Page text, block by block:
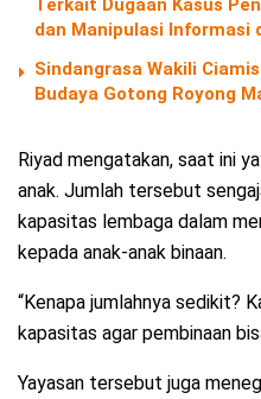
Terkait Dugaan Kasus
dan Manipulasi Informasi
Sindangrasa Wakili
Budaya Gotong Royong
Riyad mengatakan, saat ini
anak. Jumlah tersebut
kapasitas lembaga dalam
kepada anak-anak binaan.
“Kenapa jumlahnya sedikit?
kapasitas agar pembinaan
Yayasan tersebut juga